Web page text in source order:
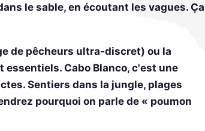
le sable, en écoutant les vagues. Ça
de pêcheurs ultra-discret) ou la
essentiels. Cabo Blanco, c'est une
Sentiers dans la jungle, plages
pourquoi on parle de « poumon